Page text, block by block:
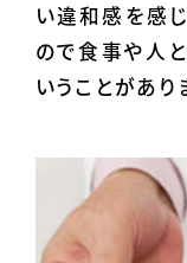
い違和感を感
ので食事や人
いうことがあり